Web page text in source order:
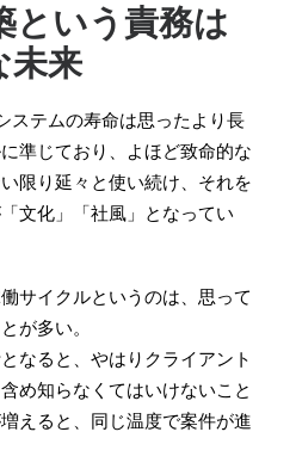
という責務は
未来
ステムの寿命は思ったより長
準じており、よほど致命的な
限り延々と使い続け、それを
文化」「社風」となってい
サイクルというのは、思って
が多い。
なると、やはりクライアント
め知らなくてはいけないこと
えると、同じ温度で案件が進